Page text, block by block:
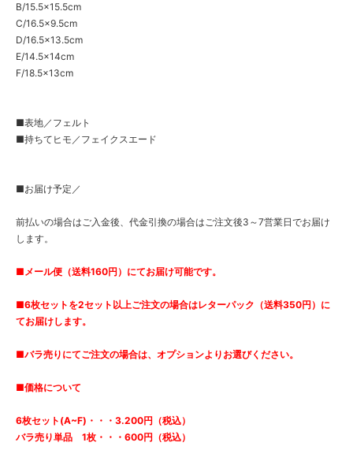
B/15.5×15.5cm
C/16.5×9.5cm
D/16.5×13.5cm
E/14.5×14cm
F/18.5×13cm
■表地／フェルト
■持ちてヒモ／フェイクスエード
■お届け予定／
前払いの場合はご入金後、代金引換の場合はご注文後3～7営業日でお届け
します。
■メール便（送料160円）にてお届け可能です。
■6枚セットを2セット以上ご注文の場合はレターパック（送料350円）に
てお届けします。
■バラ売りにてご注文の場合は、オプションよりお選びください。
■価格について
6枚セット(A~F)・・・3.200円（税込）
バラ売り単品 1枚・・・600円（税込）